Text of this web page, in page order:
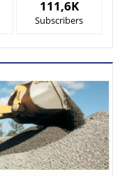
111,6K
Subscribers